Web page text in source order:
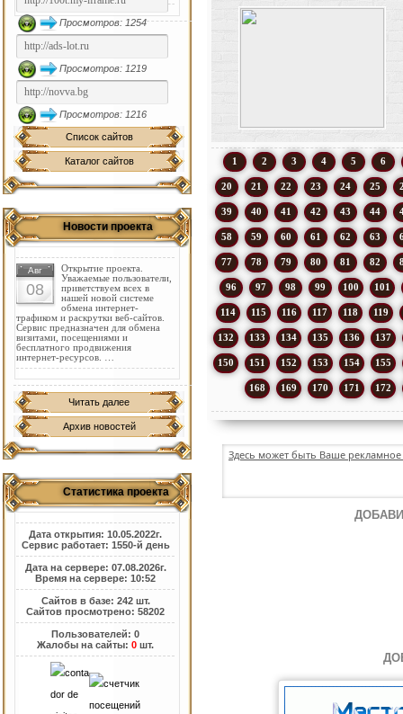
Просмотров: 1254
Просмотров: 1219
Просмотров: 1216
Список сайтов
Каталог сайтов
Новости проекта
Авг
08
Открытие проекта.
Уважаемые пользователи,
приветствуем всех в
нашей новой системе
обмена интернет-
трафиком и раскрутки веб-сайтов.
Сервис предназначен для обмена
визитами, посещениями и
бесплатного продвижения
интернет-ресурсов. …
Читать далее
Архив новостей
Статистика проекта
Дата открытия: 10.05.2022г.
Сервис работает: 1550-й день
Дата на сервере: 07.08.2026г.
Время на сервере: 10:52
Сайтов в базе: 242 шт.
Сайтов просмотрено: 58202
Пользователей: 0
Жалобы на сайты:0 шт.
1 2 3 4 5 6
20 21 22 23 24 25
39 40 41 42 43 44
58 59 60 61 62 63
77 78 79 80 81 82
96 97 98 99 100 101
114 115 116 117 118 119
132 133 134 135 136 137
150 151 152 153 154 155
168 169 170 171 172
Здесь может быть Ваше